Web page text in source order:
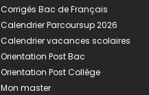
Corrigés Bac de Français
Calendrier Parcoursup 2026
Calendrier vacances scolaires
Orientation Post Bac
Orientation Post Collège
Mon master